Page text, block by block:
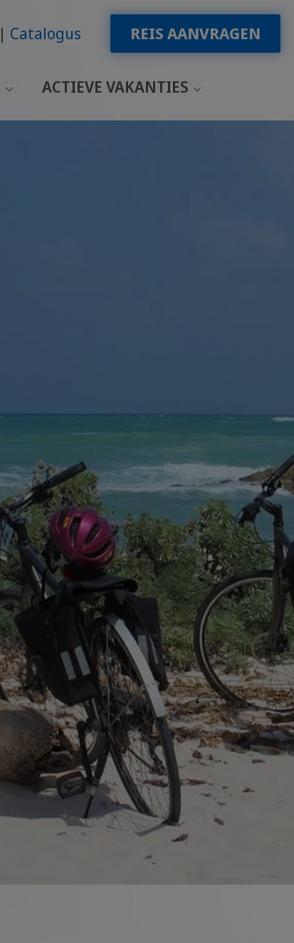
Catalogus REIS AANVRAGEN
ACTIEVE VAKANTIES